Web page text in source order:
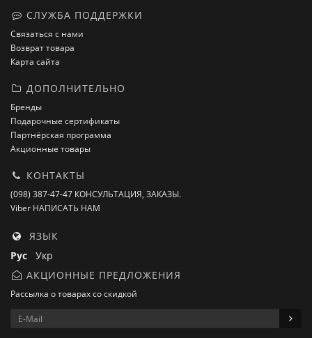
СЛУЖБА ПОДДЕРЖКИ
Связаться с нами
Возврат товара
Карта сайта
ДОПОЛНИТЕЛЬНО
Бренды
Подарочные сертификаты
Партнёрская программа
Акционные товары
КОНТАКТЫ
(098) 387-47-47 КОНСУЛЬТАЦИЯ, ЗАКАЗЫ.
Viber НАПИСАТЬ НАМ
ЯЗЫК
Рус Укр
АКЦИОННЫЕ ПРЕДЛОЖЕНИЯ
Рассылка о товарах со скидкой